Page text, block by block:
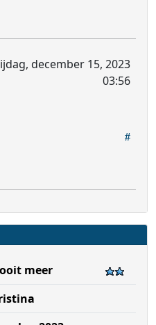
december 15, 2023
03:56
meer